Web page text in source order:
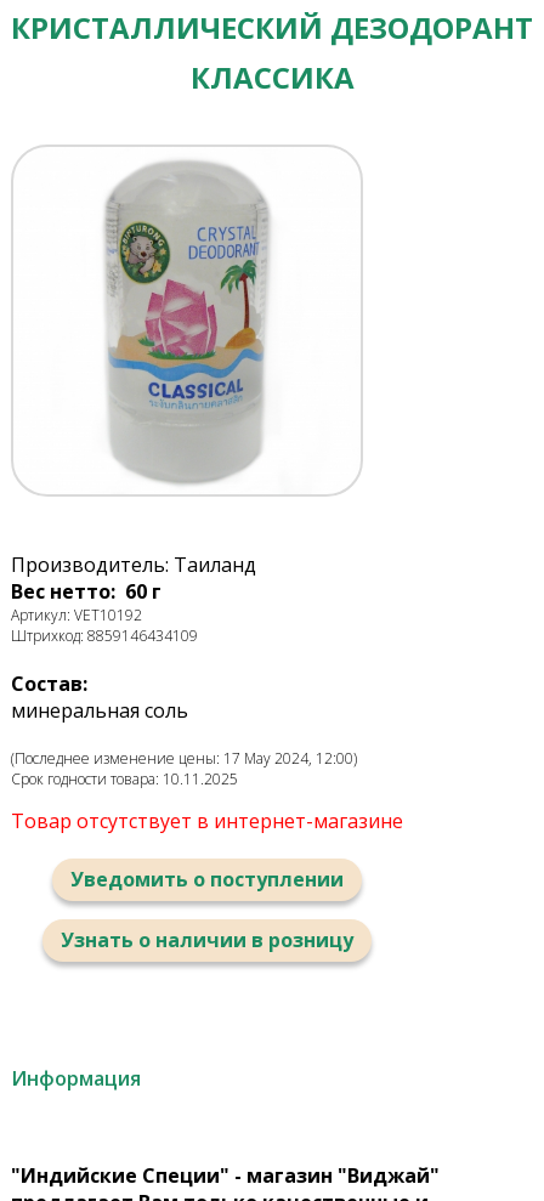
КРИСТАЛЛИЧЕСКИЙ ДЕЗОДОРАНТ
КЛАССИКА
Производитель: Таиланд
Вес нетто: 60 г
Артикул: VET10192
Штрихкод: 8859146434109
Состав:
минеральная соль
(Последнее изменение цены: 17 May 2024, 12:00)
Срок годности товара: 10.11.2025
Товар отсутствует в интернет-магазине
Уведомить о поступлении
Узнать о наличии в розницу
Информация
"Индийские Специи" - магазин "Виджай"